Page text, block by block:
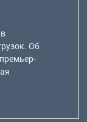
Об